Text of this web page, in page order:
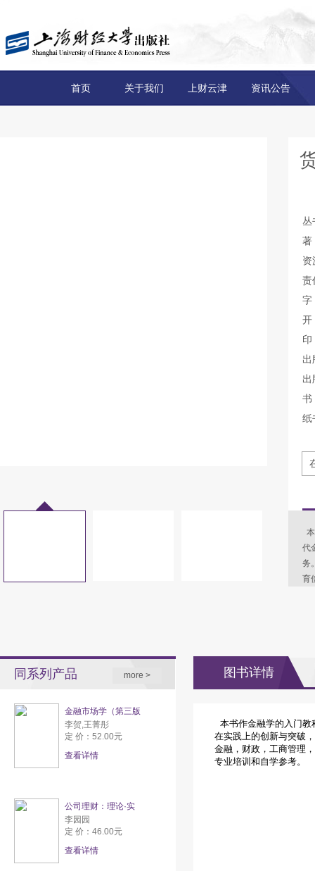
首页 关于我们 上财云津 资讯公告
丛
著
资
责
出
出
纸
代
务
育
同系列产品 more >
金融市场学（第三版
李贺,王菁彤
定 价：52.00元
查看详情
公司理财：理论·实
李园园
定 价：46.00元
查看详情
图书详情
本书作金融学的入门教
在实践上的创新与突破
金融，财政，工商管理
专业培训和自学参考。